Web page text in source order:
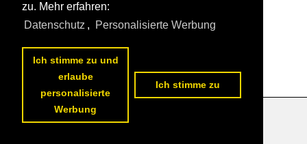
Datenschutzerklärung
zu. Mehr erfahren:
Datenschutz , Personalisierte Werbung
Ich stimme zu und
erlaube
personalisierte
Werbung
Ich stimme zu